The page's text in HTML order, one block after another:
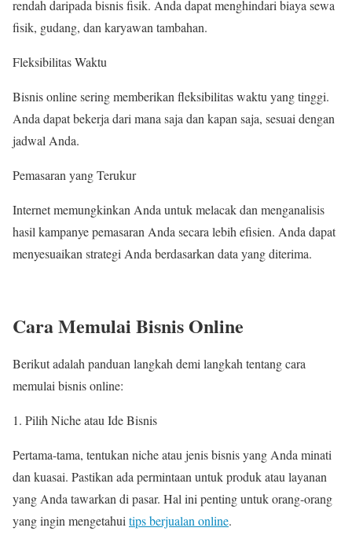
rendah daripada bisnis fisik. Anda dapat menghindari biaya sewa
fisik, gudang, dan karyawan tambahan.
Fleksibilitas Waktu
Bisnis online sering memberikan fleksibilitas waktu yang tinggi.
Anda dapat bekerja dari mana saja dan kapan saja, sesuai dengan
jadwal Anda.
Pemasaran yang Terukur
Internet memungkinkan Anda untuk melacak dan menganalisis
hasil kampanye pemasaran Anda secara lebih efisien. Anda dapat
menyesuaikan strategi Anda berdasarkan data yang diterima.
Cara Memulai Bisnis Online
Berikut adalah panduan langkah demi langkah tentang cara
memulai bisnis online:
Pilih Niche atau Ide Bisnis
Pertama-tama, tentukan niche atau jenis bisnis yang Anda minati
dan kuasai. Pastikan ada permintaan untuk produk atau layanan
yang Anda tawarkan di pasar. Hal ini penting untuk orang-orang
yang ingin mengetahui tips berjualan online.